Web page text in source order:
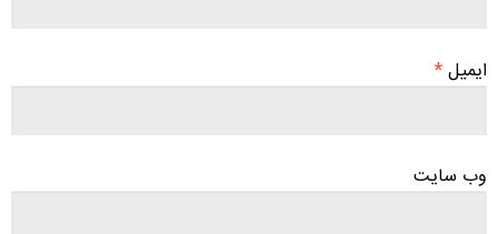
ایمیل*
وب‌ سایت